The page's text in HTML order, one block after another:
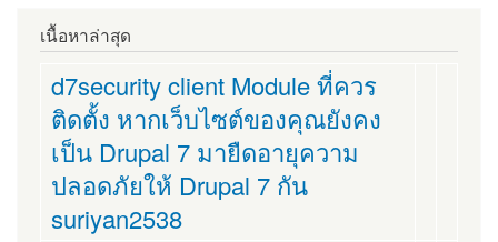
เนื้อหาล่าสุด
d7security client Module ที่ควร
ติดตั้ง หากเว็บไซต์ของคุณยังคง
เป็น Drupal 7 มายืดอายุความ
ปลอดภัยให้ Drupal 7 กัน
suriyan2538